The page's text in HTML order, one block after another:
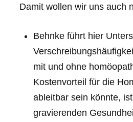
Damit wollen wir uns auch
Behnke führt hier
mit und ohne
Kostenvorteil für die
ableitbar sein könnte,
gravierenden